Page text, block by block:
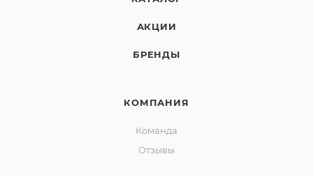
АКЦИИ
БРЕНДЫ
КОМПАНИЯ
Команда
Отзывы